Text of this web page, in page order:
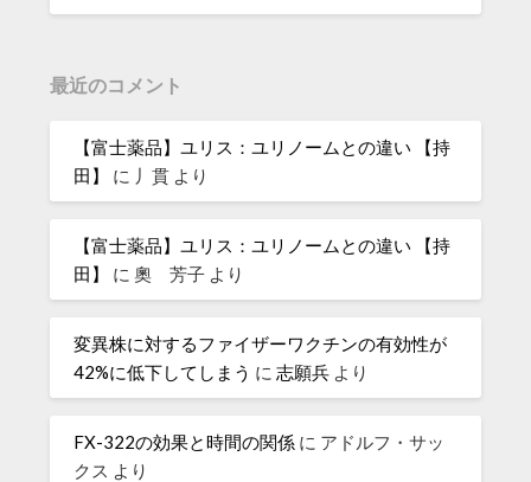
最近のコメント
【富士薬品】ユリス：ユリノームとの違い 【持
田】
に 丿貫 より
【富士薬品】ユリス：ユリノームとの違い 【持
田】
に奧 芳子 より
変異株に対するファイザーワクチンの有効性が
42%に低下してしまう に志願兵 より
FX-322の効果と時間の関係 に アドルフ・サッ
クス より